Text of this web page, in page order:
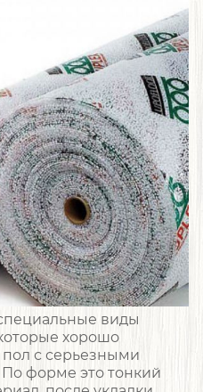
виды
хорошо
с серьезными
форме это тонкий